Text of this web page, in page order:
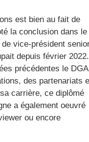
est bien au fait de
la conclusion dans le
vice-président
depuis février 2022.
précédentes le DGA
des partenariats
carrière, ce diplômé
a également oeuvré
ou encore